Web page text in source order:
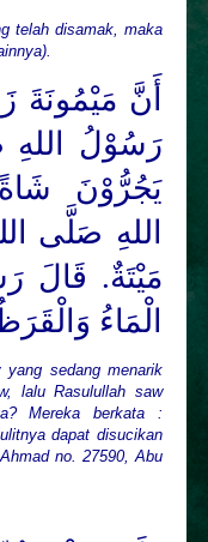
telah disamak, maka
أَنَّ مَيْمُونَةَ
رَسُوْلُ
اللهِ
يَجُرُّوْنَ
اللهِ صَلَّى
مَيْتَةٌ. قَالَ
الْمَاءُ
yang sedang menarik
lalu Rasulullah saw
Mereka berkata :
dapat disucikan
no. 27590, Abu